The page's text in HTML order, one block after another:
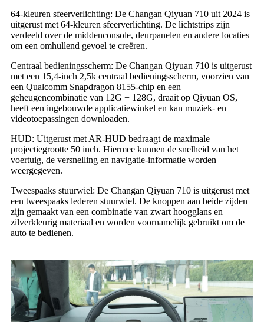
64-kleuren sfeerverlichting: De Changan Qiyuan 710 uit 2024 is
uitgerust met 64-kleuren sfeerverlichting. De lichtstrips zijn
verdeeld over de middenconsole, deurpanelen en andere locaties
om een ​​omhullend gevoel te creëren.
Centraal bedieningsscherm: De Changan Qiyuan 710 is uitgerust
met een 15,4-inch 2,5k centraal bedieningsscherm, voorzien van
een Qualcomm Snapdragon 8155-chip en een
geheugencombinatie van 12G + 128G, draait op Qiyuan OS,
heeft een ingebouwde applicatiewinkel en kan muziek- en
videotoepassingen downloaden.
HUD: Uitgerust met AR-HUD bedraagt ​​de maximale
projectiegrootte 50 inch. Hiermee kunnen de snelheid van het
voertuig, de versnelling en navigatie-informatie worden
weergegeven.
Tweespaaks stuurwiel: De Changan Qiyuan 710 is uitgerust met
een tweespaaks lederen stuurwiel. De knoppen aan beide zijden
zijn gemaakt van een combinatie van zwart hoogglans en
zilverkleurig materiaal en worden voornamelijk gebruikt om de
auto te bedienen.